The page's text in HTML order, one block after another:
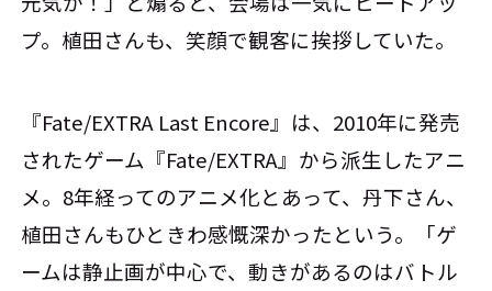
プ。植田さんも、笑顔で観客に挨拶していた。
『Fate/EXTRA Last Encore』は、2010年に発売
されたゲーム『Fate/EXTRA』から派生したアニ
メ。8年経ってのアニメ化とあって、丹下さん、
植田さんもひときわ感慨深かったという。「ゲ
ームは静止画が中心で、動きがあるのはバトル